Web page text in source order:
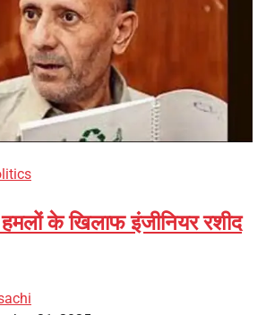
के खिलाफ इंजीनियर रशीद